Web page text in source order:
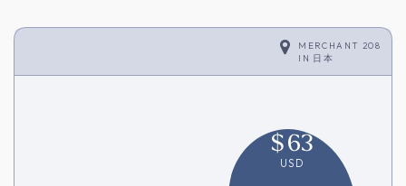
MERCHANT 208
IN 日本
$63
USD